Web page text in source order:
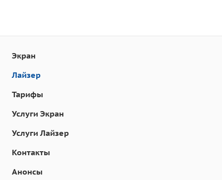
Экран
Лайзер
Тарифы
Услуги Экран
Услуги Лайзер
Контакты
Анонсы